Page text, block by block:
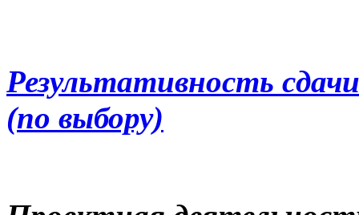
Результативность
(по выбору)